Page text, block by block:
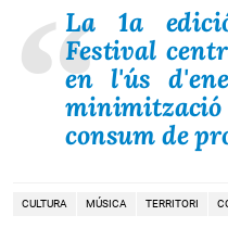
La 1a
Festival
en l'ús
consum de
CULTURA MÚSICA TERRITORI